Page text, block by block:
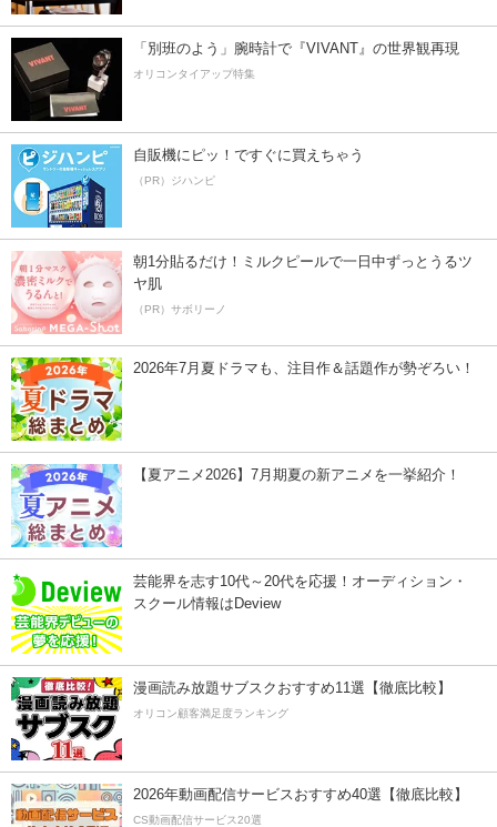
「別班のよう」腕時計で『VIVANT』の世界観再現
オリコンタイアップ特集
自販機にピッ！ですぐに買えちゃう
（PR）ジハンピ
朝1分貼るだけ！ミルクピールで一日中ずっとうるツ
ヤ肌
（PR）サボリーノ
2026年7月夏ドラマも、注目作＆話題作が勢ぞろい！
【夏アニメ2026】7月期夏の新アニメを一挙紹介！
芸能界を志す10代～20代を応援！オーディション・
スクール情報はDeview
漫画読み放題サブスクおすすめ11選【徹底比較】
オリコン顧客満足度ランキング
2026年動画配信サービスおすすめ40選【徹底比較】
CS動画配信サービス20選